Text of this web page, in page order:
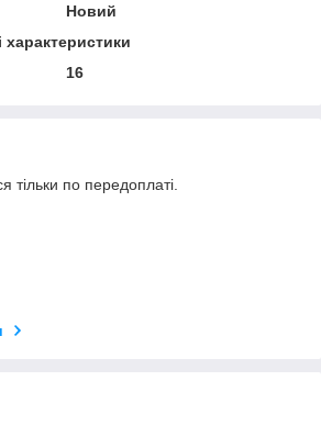
Новий
16
тільки по передоплаті.